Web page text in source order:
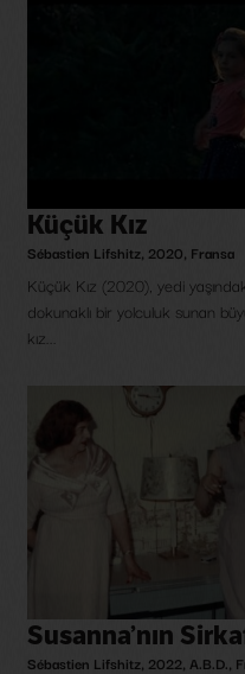
Küçük Kız
Sébastien Lifshitz, 2020, Fransa
Küçük Kız (2020), yedi
dokunaklı bir yolculuk sunan
kız...
Susanna’nın
Sébastien Lifshitz, 2022, A.B.D.,